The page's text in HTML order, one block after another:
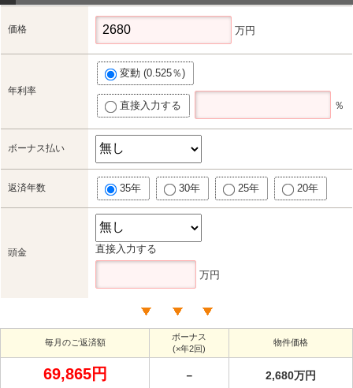
価格 万円
年利率
変動 (0.525％)
直接入力する ％
ボーナス払い
返済年数 35年 30年 25年 20年
頭金 直接入力する
万円
毎月のご返済額
ボーナス
(×年2回)
物件価格
69,865円 － 2,680万円